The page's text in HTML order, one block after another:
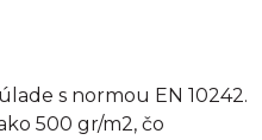
s normou EN 10242.
500 gr/m2, čo